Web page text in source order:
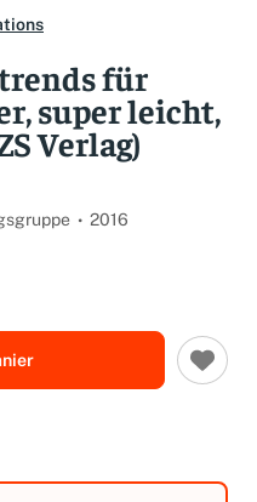
für
super leicht,
Verlag)
2016